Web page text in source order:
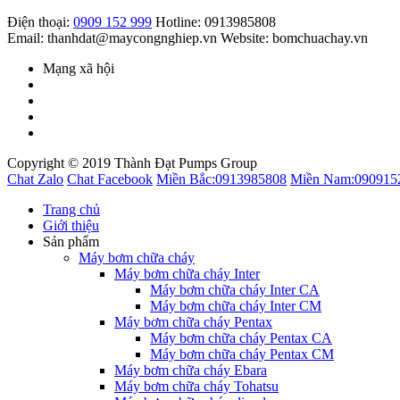
Điện thoại: 0909 152 999 Hotline: 0913985808
Email: thanhdat@maycongnghiep.vn Website: bomchuachay.vn
Mạng xã hội
Copyright © 2019 Thành Đạt Pumps Group
Chat Zalo Chat Facebook Miền Bắc:0913985808 Miền Nam:
Trang chủ
Giới thiệu
Sản phẩm
Máy bơm chữa cháy
Máy bơm chữa cháy Inter
Máy bơm chữa cháy Inter CA
Máy bơm chữa cháy Inter CM
Máy bơm chữa cháy Pentax
Máy bơm chữa cháy Pentax CA
Máy bơm chữa cháy Pentax CM
Máy bơm chữa cháy Ebara
Máy bơm chữa cháy Tohatsu